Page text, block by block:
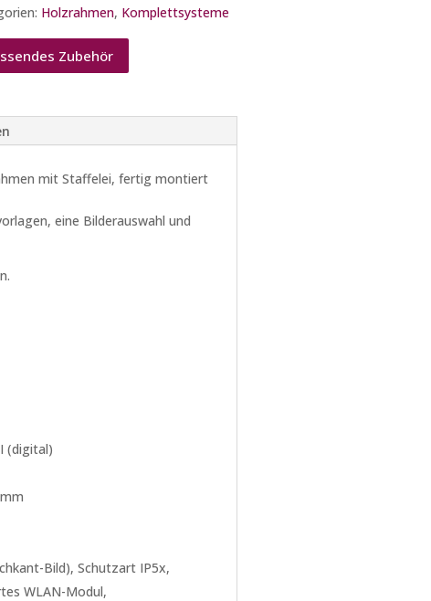
Holzrahmen, Komplettsysteme
Zubehör
mit Staffelei, fertig montiert
eine Bilderauswahl und
(digital)
Bild), Schutzart IP5x,
WLAN-Modul,